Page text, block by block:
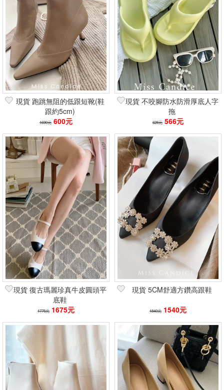
現貨 跑跳無阻的低跟短靴(鞋
跟約5cm)
1690元 600元
現貨 不咬腳防水防滑厚底人字
拖
625元 566元
現貨 復古瑪麗珍真牛皮圓頭平
底鞋
1775元 1675元
現貨 5CM舒適方鑽高跟鞋
1840元 1540元